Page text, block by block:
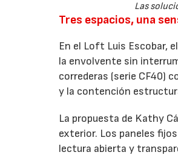
Las
Tres espacios, una
En el Loft Luis Escobar,
la envolvente sin
correderas (serie CF40)
y la contención
La propuesta de Kathy
exterior. Los paneles
lectura abierta y